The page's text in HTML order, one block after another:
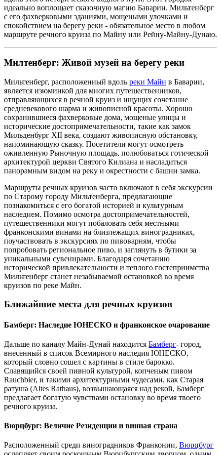
идеально воплощает сказочную магию Баварии. Мильтенберг
с его фахверковыми зданиями, мощеными улочками и
спокойствием на берегу реки - обязательное место в любом
маршруте речного круиза по Майну или Рейну-Майну-Дунаю.
Милтенберг: Живой музей на берегу реки
Мильтенберг, расположенный вдоль реки Майн в Баварии,
является изюминкой для многих путешественников,
отправляющихся в речной круиз и ищущих сочетание
средневекового шарма и живописной красоты. Хорошо
сохранившиеся фахверковые дома, мощеные улицы и
исторические достопримечательности, такие как замок
Мильденбург XII века, создают живописную обстановку,
напоминающую сказку. Посетители могут осмотреть
оживленную Рыночную площадь, полюбоваться готической
архитектурой церкви Святого Килиана и насладиться
панорамным видом на реку и окрестности с башни замка.
Маршруты речных круизов часто включают в себя экскурсии
по Старому городу Мильтенберга, предлагающие
познакомиться с его богатой историей и культурным
наследием. Помимо осмотра достопримечательностей,
путешественники могут побаловать себя местными
франконскими винами на близлежащих виноградниках,
поучаствовать в экскурсиях по пивоварням, чтобы
попробовать региональное пиво, и заглянуть в бутики за
уникальными сувенирами. Благодаря сочетанию
исторической привлекательности и теплого гостеприимства
Мильтенберг станет незабываемой остановкой во время
круизов по реке Майн.
Ближайшие места для речных круизов
Бамберг: Наследие ЮНЕСКО и франконское очарование
Дальше по каналу Майн-Дунай находится Бамберг- город,
внесенный в список Всемирного наследия ЮНЕСКО,
который словно сошел с картины в стиле барокко.
Славящийся своей пивной культурой, копченым пивом
Rauchbier, и такими архитектурными чудесами, как Старая
ратуша (Altes Rathaus), возвышающаяся над рекой, Бамберг
предлагает богатую чувствами остановку во время твоего
речного круиза.
Вюрцбург: Величие Резиденции и винная страна
Расположенный среди виноградников Франконии, Вюрцбург